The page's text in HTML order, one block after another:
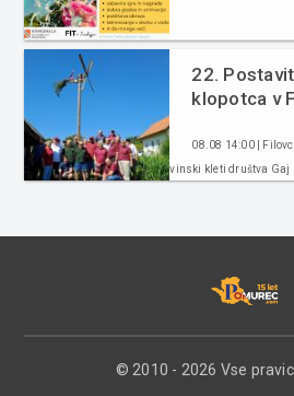
22.
klopotca v
08.08 14:00 |
vinski kleti društva Gaj
© 2010 - 2026 Vse